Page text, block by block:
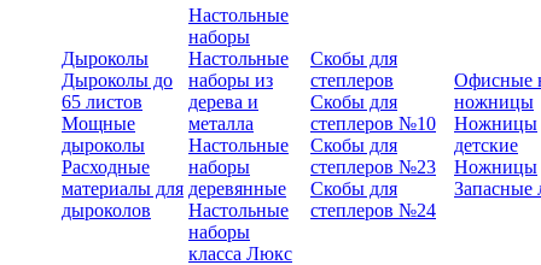
Дыроколы
Дыроколы до
65 листов
Мощные
дыроколы
Расходные
материалы для
дыроколов
Настольные
наборы
Настольные
наборы из
дерева и
металла
Настольные
наборы
деревянные
Настольные
наборы
класса Люкс
Скобы для
степлеров
Скобы для
степлеров №10
Скобы для
степлеров №23
Скобы для
степлеров №24
Офисные
ножницы
Ножницы
детские
Ножницы
Запасные